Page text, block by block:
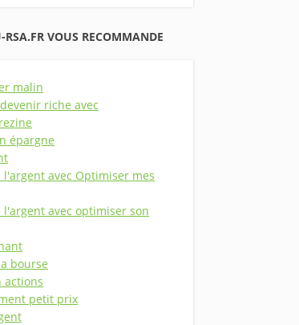
RSA.FR VOUS RECOMMANDE
malin
riche avec
épargne
l'argent avec Optimiser mes
l'argent avec optimiser son
bourse
actions
petit prix